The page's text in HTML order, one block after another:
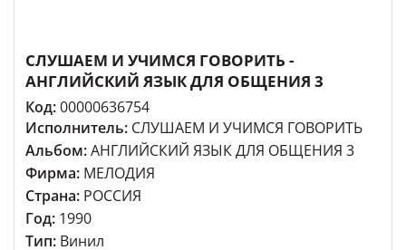
СЛУШАЕМ И УЧИМСЯ ГОВОРИТЬ -
АНГЛИЙСКИЙ ЯЗЫК ДЛЯ ОБЩЕНИЯ 3
Код:00000636754
Исполнитель: СЛУШАЕМ И УЧИМСЯ ГОВОРИТЬ
Альбом:АНГЛИЙСКИЙ ЯЗЫК ДЛЯ ОБЩЕНИЯ 3
Фирма: МЕЛОДИЯ
Страна: РОССИЯ
Год: 1990
Тип: Винил